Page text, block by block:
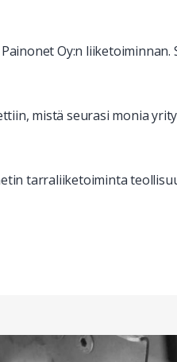
Oy:n liiketoiminnan.
mistä seurasi monia
tarraliiketoiminta